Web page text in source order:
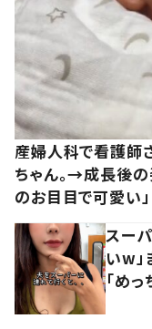
産婦人科で看護師
ちゃん。→成長後の
のお目目で可愛い」
スー
いw」
「め